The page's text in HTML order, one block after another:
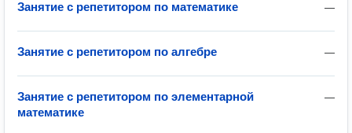
—
Занятие с репетитором по математике
—
Занятие с репетитором по алгебре
—
Занятие с репетитором по элементарной
математике